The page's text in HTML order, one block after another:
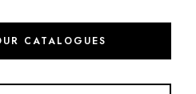
CATALOGUES